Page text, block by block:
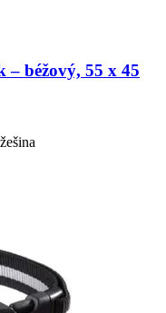
– béžový, 55 x 45